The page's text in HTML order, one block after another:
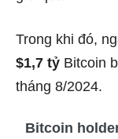
Trong khi đó,
$1,7 tỷ Bitcoin
tháng 8/2024.
Bitcoin